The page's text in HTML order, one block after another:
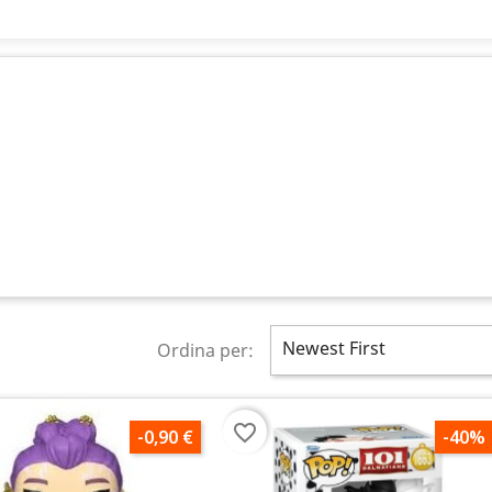
Ordina per: Newest First
-0,90 € -40%
favorite_border